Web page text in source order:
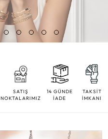
SATIŞ
NOKTALARIMIZ
14 GÜNDE
İADE
TAKSİT
İMKANI